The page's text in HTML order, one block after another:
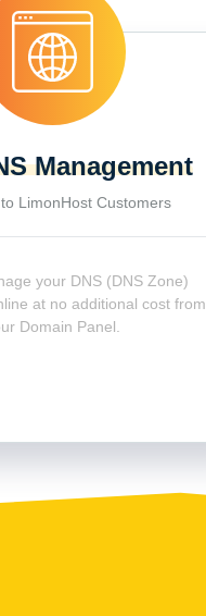
Management
LimonHost Customers
your DNS (DNS Zone)
at no additional cost from
Domain Panel.